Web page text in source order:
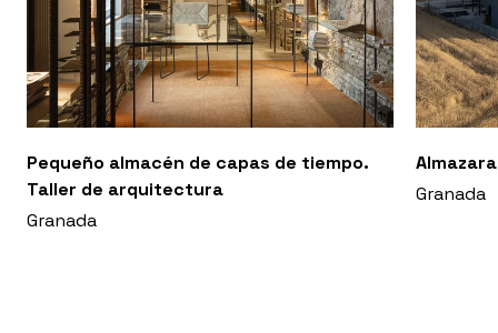
Pequeño almacén de capas de tiempo.
Taller de arquitectura
Granada
Granada